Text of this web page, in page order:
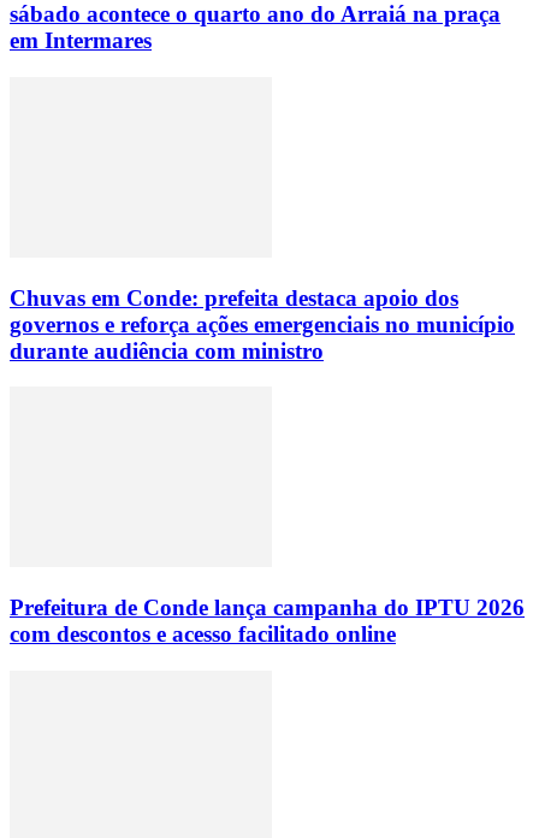
sábado acontece o quarto ano do Arraiá na praça
em Intermares
Chuvas em Conde: prefeita destaca apoio dos
governos e reforça ações emergenciais no município
durante audiência com ministro
Prefeitura de Conde lança campanha do IPTU 2026
com descontos e acesso facilitado online